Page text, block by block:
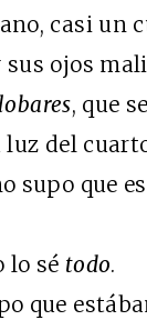
casi un
sus ojos
, que
luz del
supo que
sé todo.
que